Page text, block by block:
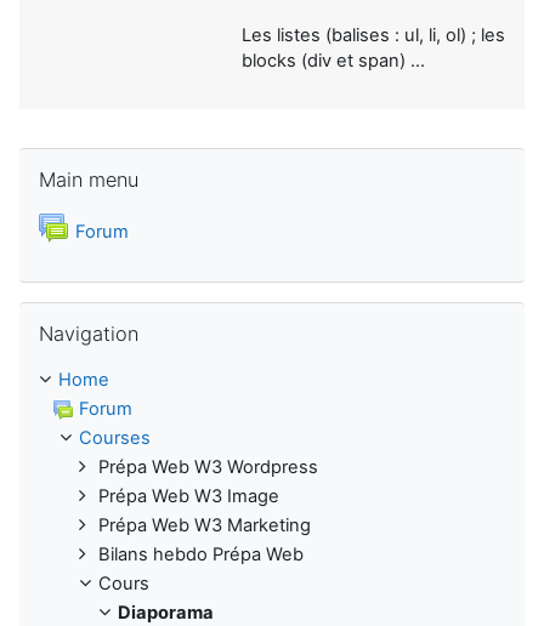
Les listes (balises : ul, li, ol) ; les
blocks (div et span) ...
Main menu
Forum
Navigation
Home
Forum
Courses
Prépa Web W3 Wordpress
Prépa Web W3 Image
Prépa Web W3 Marketing
Bilans hebdo Prépa Web
Cours
Diaporama